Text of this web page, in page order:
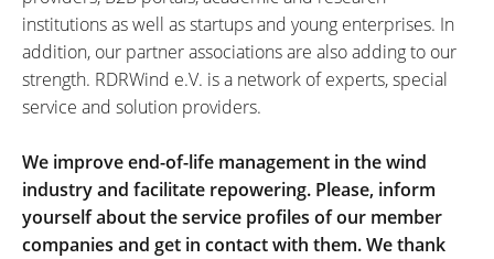
institutions as well as startups and young enterprises. In
addition, our partner associations are also adding to our
strength. RDRWind e.V. is a network of experts, special
service and solution providers.
We improve end-of-life management in the wind
industry and facilitate repowering. Please, inform
yourself about the service profiles of our member
companies and get in contact with them. We thank